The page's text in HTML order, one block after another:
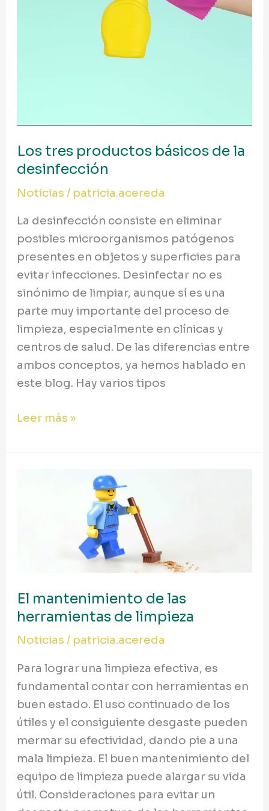
Los tres productos básicos de la
desinfección
Noticias / patricia.acereda
La desinfección consiste en eliminar
posibles microorganismos patógenos
presentes en objetos y superficies para
evitar infecciones. Desinfectar no es
sinónimo de limpiar, aunque sí es una
parte muy importante del proceso de
limpieza, especialmente en clínicas y
centros de salud. De las diferencias entre
ambos conceptos, ya hemos hablado en
este blog. Hay varios tipos
Leer más »
El mantenimiento de las
herramientas de limpieza
Noticias / patricia.acereda
Para lograr una limpieza efectiva, es
fundamental contar con herramientas en
buen estado. El uso continuado de los
útiles y el consiguiente desgaste pueden
mermar su efectividad, dando pie a una
mala limpieza. El buen mantenimiento del
equipo de limpieza puede alargar su vida
útil. Consideraciones para evitar un
mantenimiento
herramientas